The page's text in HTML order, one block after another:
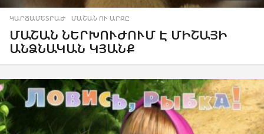
ԿԱՐՃԱՄԵՏՐԱԺ ,ՄԱՇԱՆ ՈՒ ԱՐՋԸ
ՄԱՇԱՆ ՆԵՐԽՈՒԺՈՒՄ Է ՄԻՇԱՅԻ
ԱՆՁՆԱԿԱՆ ԿՅԱՆՔ